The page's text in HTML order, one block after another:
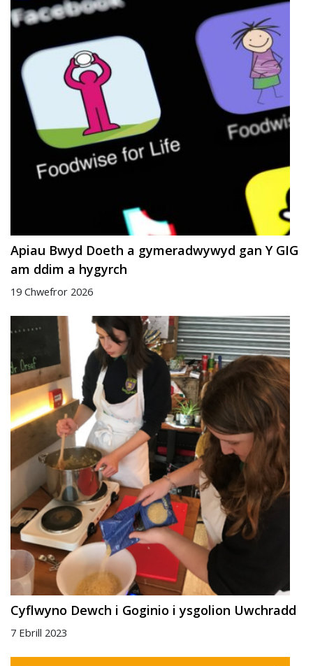
Apiau Bwyd Doeth a gymeradwywyd gan Y GIG
am ddim a hygyrch
19 Chwefror 2026
Cyflwyno Dewch i Goginio i ysgolion Uwchradd
7 Ebrill 2023